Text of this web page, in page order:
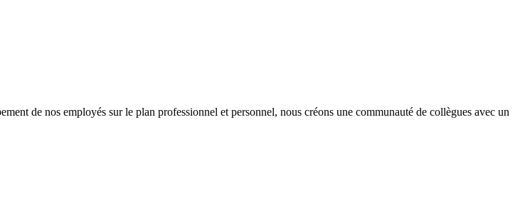
de nos employés sur le plan professionnel et personnel, nous créons une communauté de collègues avec un